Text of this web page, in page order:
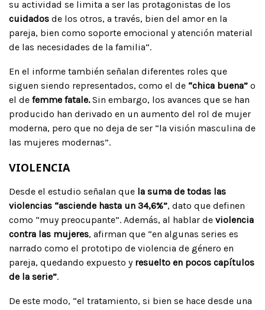
su actividad se limita a ser las protagonistas de los
cuidados de los otros, a través, bien del amor en la
pareja, bien como soporte emocional y atención material
de las necesidades de la familia”.
En el informe también señalan diferentes roles que
siguen siendo representados, como el de “chica buena” o
el de femme fatale.Sin embargo, los avances que se han
producido han derivado en un aumento del rol de mujer
moderna, pero que no deja de ser “la visión masculina de
las mujeres modernas”.
VIOLENCIA
Desde el estudio señalan que la suma de todas las
violencias “asciende hasta un 34,6%”, dato que definen
como “muy preocupante”. Además, al hablar de violencia
contra las mujeres, afirman que “en algunas series es
narrado como el prototipo de violencia de género en
pareja, quedando expuesto y resuelto en pocos capítulos
de la serie”.
De este modo, “el tratamiento, si bien se hace desde una